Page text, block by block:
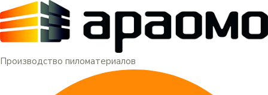
Производство пиломатериалов
Меню
Перейти
к
содержимому